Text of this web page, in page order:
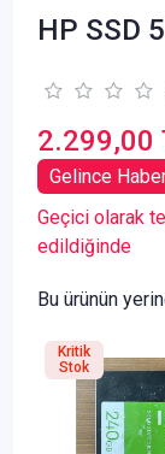
HP SSD
2.299,00
Gelince
Geçici olarak
edildiğinde
Bu ürünün
Kritik
Stok